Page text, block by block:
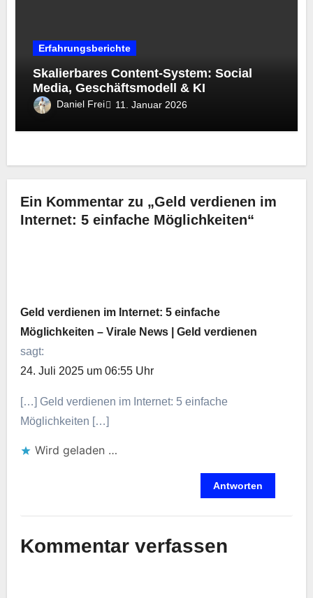
Erfahrungsberichte
Skalierbares Content-System: Social
Media, Geschäftsmodell & KI
Daniel Frei 11. Januar 2026
Ein Kommentar zu „Geld verdienen im
Internet: 5 einfache Möglichkeiten“
Geld verdienen im Internet: 5 einfache
Möglichkeiten – Virale News | Geld verdienen
sagt:
24. Juli 2025 um 06:55 Uhr
[…] Geld verdienen im Internet: 5 einfache
Möglichkeiten […]
Wird geladen …
Antworten
Kommentar verfassen